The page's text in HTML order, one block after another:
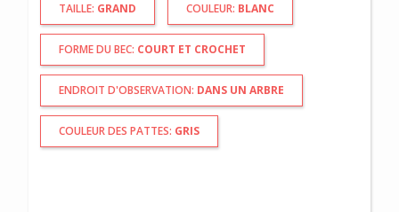
TAILLE: GRAND COULEUR: BLANC
FORME DU BEC: COURT ET CROCHET
ENDROIT D'OBSERVATION: DANS UN ARBRE
COULEUR DES PATTES: GRIS